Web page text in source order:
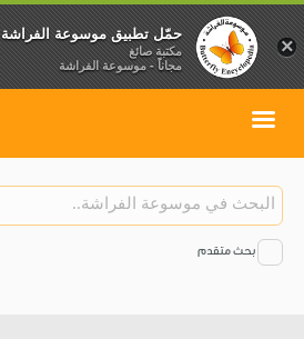
بحث متقدم
×
حمّل تطبيق موسوعة الفراشة
مكتبة صائغ
مجاناً - موسوعة الفراشة